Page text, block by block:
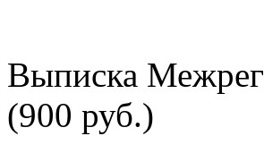
Выписка
(900 руб.)